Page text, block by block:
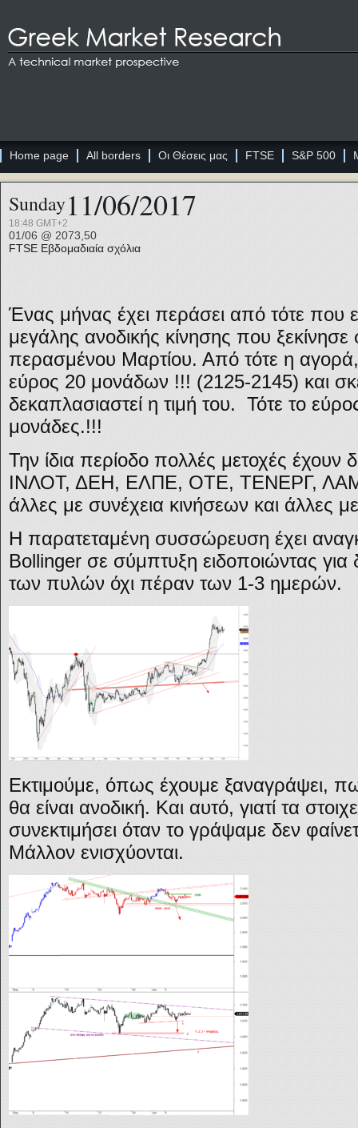
Home page All borders Οι Θέσεις μας FTSE S&P 500
Sunday11/06/2017
18:48 GMT+2
01/06 @ 2073,50
FTSE Εβδομαδιαία σχόλια
Ένας μήνας έχει περάσει από τότε που
μεγάλης ανοδικής κίνησης που ξεκίνησε
περασμένου Μαρτίου. Από τότε η αγορά,
εύρος 20 μονάδων !!! (2125-2145) και
δεκαπλασιαστεί η τιμή του. Τότε το
μονάδες.!!!
Την ίδια περίοδο πολλές μετοχές
ΙΝΛΟΤ, ΔΕΗ, ΕΛΠΕ, ΟΤΕ, ΤΕΝΕΡΓ,
άλλες με συνέχεια κινήσεων και άλλες
Η παρατεταμένη συσσώρευση έχει
Bollinger σε σύμπτυξη ειδοποιώντας για
των πυλών όχι πέραν των 1-3 ημερών.
Εκτιμούμε, όπως έχουμε ξαναγράψει,
θα είναι ανοδική. Και αυτό, γιατί τα
συνεκτιμήσει όταν το γράψαμε δεν
Μάλλον ενισχύονται.